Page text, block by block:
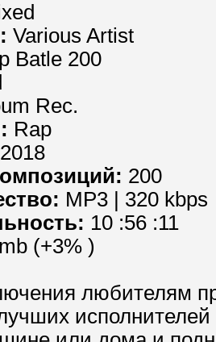
Various Artist
Batle 200
Rec.
Rap
2018
200
MP3 | 320 kbps
10 :56 :11
(+3% )
любителям